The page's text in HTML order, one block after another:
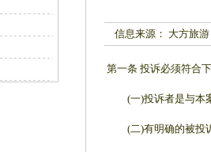
信息来源： 大方旅游
第一条 投诉必须符合
(一)投诉者是与本案
(二)有明确的被投诉